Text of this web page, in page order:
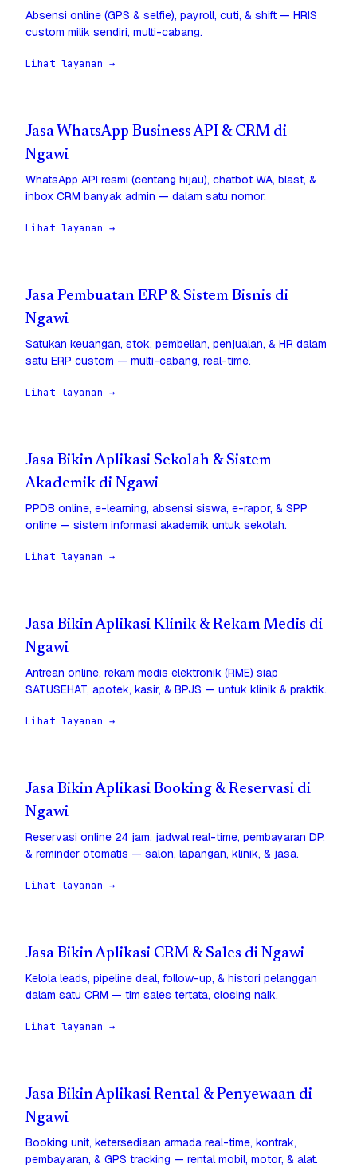
Absensi online (GPS & selfie), payroll, cuti, & shift — HRIS
custom milik sendiri, multi-cabang.
Lihat layanan →
Jasa WhatsApp Business API & CRM di
Ngawi
WhatsApp API resmi (centang hijau), chatbot WA, blast, &
inbox CRM banyak admin — dalam satu nomor.
Lihat layanan →
Jasa Pembuatan ERP & Sistem Bisnis di
Ngawi
Satukan keuangan, stok, pembelian, penjualan, & HR dalam
satu ERP custom — multi-cabang, real-time.
Lihat layanan →
Jasa Bikin Aplikasi Sekolah & Sistem
Akademik di Ngawi
PPDB online, e-learning, absensi siswa, e-rapor, & SPP
online — sistem informasi akademik untuk sekolah.
Lihat layanan →
Jasa Bikin Aplikasi Klinik & Rekam Medis di
Ngawi
Antrean online, rekam medis elektronik (RME) siap
SATUSEHAT, apotek, kasir, & BPJS — untuk klinik & praktik.
Lihat layanan →
Jasa Bikin Aplikasi Booking & Reservasi di
Ngawi
Reservasi online 24 jam, jadwal real-time, pembayaran DP,
& reminder otomatis — salon, lapangan, klinik, & jasa.
Lihat layanan →
Jasa Bikin Aplikasi CRM & Sales di Ngawi
Kelola leads, pipeline deal, follow-up, & histori pelanggan
dalam satu CRM — tim sales tertata, closing naik.
Lihat layanan →
Jasa Bikin Aplikasi Rental & Penyewaan di
Ngawi
Booking unit, ketersediaan armada real-time, kontrak,
pembayaran, & GPS tracking — rental mobil, motor, & alat.